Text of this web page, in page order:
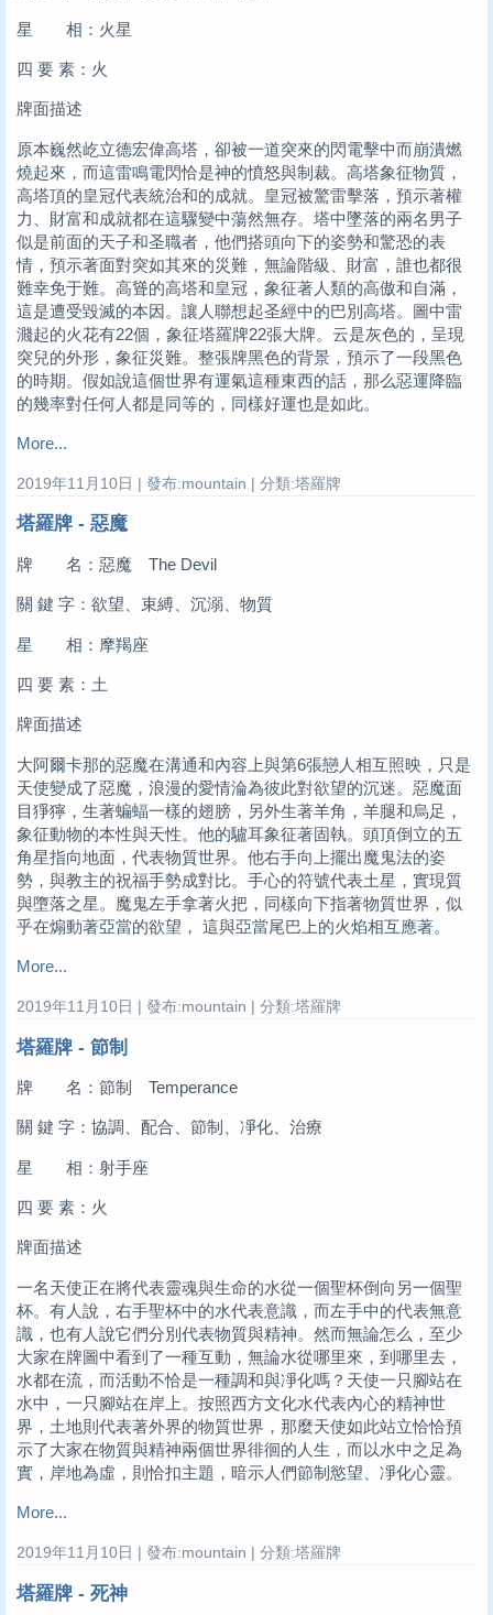
星 相：火星
四 要 素：火
牌面描述
原本巍然屹立德宏偉高塔，卻被一道突來的閃電擊中而崩潰燃
燒起來，而這雷鳴電閃恰是神的憤怒與制裁。高塔象征物質，
高塔頂的皇冠代表統治和的成就。皇冠被驚雷擊落，預示著權
力、財富和成就都在這驟變中蕩然無存。塔中墜落的兩名男子
似是前面的天子和圣職者，他們搭頭向下的姿勢和驚恐的表
情，預示著面對突如其來的災難，無論階級、財富，誰也都很
難幸免于難。高聳的高塔和皇冠，象征著人類的高傲和自滿，
這是遭受毀滅的本因。讓人聯想起圣經中的巴別高塔。圖中雷
濺起的火花有22個，象征塔羅牌22張大牌。云是灰色的，呈現
突兒的外形，象征災難。整張牌黑色的背景，預示了一段黑色
的時期。假如說這個世界有運氣這種東西的話，那么惡運降臨
的幾率對任何人都是同等的，同樣好運也是如此。
More...
2019年11月10日 | 發布:mountain | 分類:塔羅牌
塔羅牌 - 惡魔
牌 名：惡魔 The Devil
關 鍵 字：欲望、束縛、沉溺、物質
星 相：摩羯座
四 要 素：土
牌面描述
大阿爾卡那的惡魔在溝通和內容上與第6張戀人相互照映，只是
天使變成了惡魔，浪漫的愛情淪為彼此對欲望的沉迷。惡魔面
目猙獰，生著蝙蝠一樣的翅膀，另外生著羊角，羊腿和烏足，
象征動物的本性與天性。他的驢耳象征著固執。頭頂倒立的五
角星指向地面，代表物質世界。他右手向上擺出魔鬼法的姿
勢，與教主的祝福手勢成對比。手心的符號代表土星，實現質
與墮落之星。魔鬼左手拿著火把，同樣向下指著物質世界，似
乎在煽動著亞當的欲望， 這與亞當尾巴上的火焰相互應著。
More...
2019年11月10日 | 發布:mountain | 分類:塔羅牌
塔羅牌 - 節制
牌 名：節制 Temperance
關 鍵 字：協調、配合、節制、凈化、治療
星 相：射手座
四 要 素：火
牌面描述
一名天使正在將代表靈魂與生命的水從一個聖杯倒向另一個聖
杯。有人說，右手聖杯中的水代表意識，而左手中的代表無意
識，也有人說它們分別代表物質與精神。然而無論怎么，至少
大家在牌圖中看到了一種互動，無論水從哪里來，到哪里去，
水都在流，而活動不恰是一種調和與凈化嗎？天使一只腳站在
水中，一只腳站在岸上。按照西方文化水代表內心的精神世
界，土地則代表著外界的物質世界，那麼天使如此站立恰恰預
示了大家在物質與精神兩個世界徘徊的人生，而以水中之足為
實，岸地為虛，則恰扣主題，暗示人們節制慾望、凈化心靈。
More...
2019年11月10日 | 發布:mountain | 分類:塔羅牌
塔羅牌 - 死神